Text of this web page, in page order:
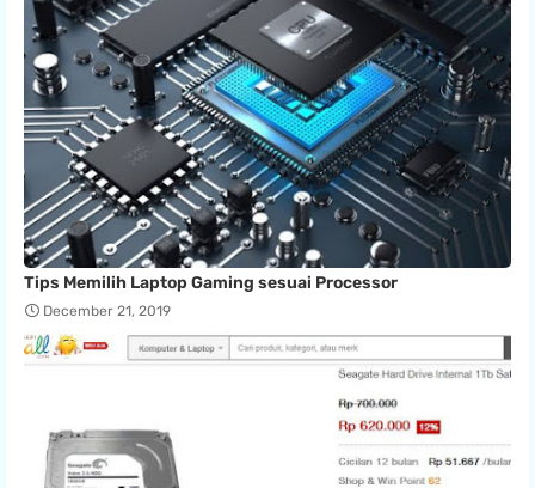
Tips Memilih Laptop Gaming sesuai Processor
December 21, 2019